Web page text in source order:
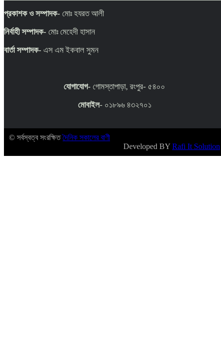
প্রকাশক ও সম্পাদক- মোঃ হযরত আলী
নির্বাহী সম্পাদক- মোঃ মেহেদী হাসান
বার্তা সম্পাদক- এস এম ইকবাল সুমন
যোগাযোগ- গোমস্তাপাড়া, রংপুর- ৫৪০০
মোবাইল- ০১৮৯৬ ৪৩২৭০১
© সর্বস্বত্ব সংরক্ষিতদৈনিক সকালের বাণী
Developed BY Rafi It Solution